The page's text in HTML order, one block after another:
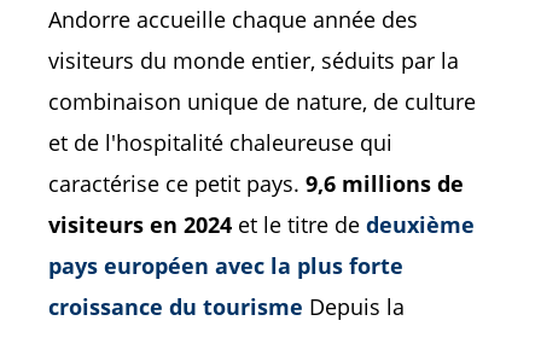
Andorre accueille chaque année des
visiteurs du monde entier, séduits par la
combinaison unique de nature, de culture
et de l'hospitalité chaleureuse qui
caractérise ce petit pays. 9,6 millions de
visiteurs en 2024 et le titre de deuxième
pays européen avec la plus forte
croissance du tourisme Depuis la